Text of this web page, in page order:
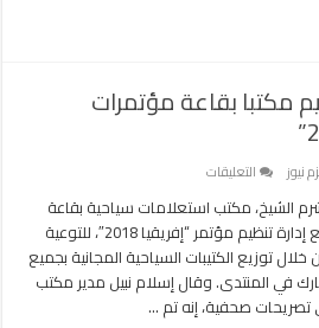
مكتبا بقاعة مؤتمرات
نيوز التعليقات
السياحة”تقيم
مكتبا
بقاعة
مؤتمرات
منتدى”إفريقيا
الشيخ، مكتب استعلامات سياحية بقاعة
المؤتمرات الكبرى، بالتعاون مع إدارة تنظيم مؤتمر “إفريقيا 2018″، للتوعية
توزيع الكتيبات السياحية المجانية بجميع
في المنتدى. وقال إسلام نبيل مدير مكتب
تصريحات صحفية، إنه تم …